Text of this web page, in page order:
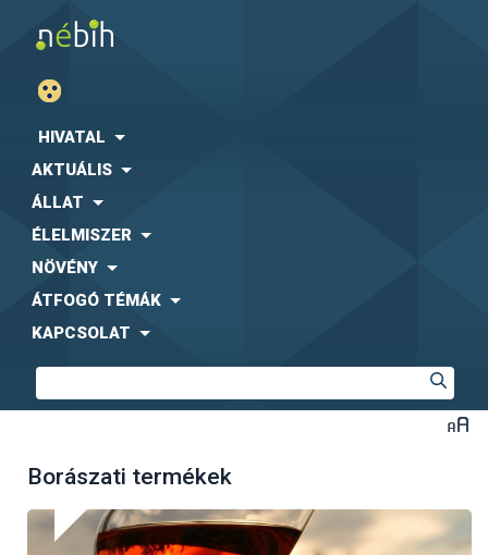
HIVATAL
AKTUÁLIS
ÁLLAT
ÉLELMISZER
NÖVÉNY
ÁTFOGÓ TÉMÁK
KAPCSOLAT
Borászati termékek